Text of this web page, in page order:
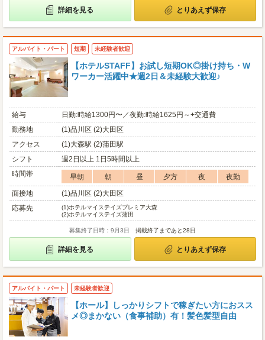
詳細を見る とりあえず保存
アルバイト・パート 短期 未経験者歓迎
【ホテルSTAFF】お試し短期OK◎掛け持ち・W
ワーカー活躍中★週2日＆未経験大歓迎♪
給与
日勤:時給1300円〜／夜勤:時給1625円～+交通費
勤務地
(1)品川区 (2)大田区
アクセス
(1)大森駅 (2)蒲田駅
シフト
週2日以上 1日5時間以上
時間帯
早朝 朝 昼 夕方 夜
夜勤
面接地
(1)品川区 (2)大田区
応募先
(1)ホテルマイステイズプレミア大森
(2)ホテルマイステイズ蒲田
募集終了日時：9月3日 掲載終了まであと28日
詳細を見る とりあえず保存
アルバイト・パート 未経験者歓迎
【ホール】しっかりシフトで稼ぎたい方におスス
メ◎まかない（食事補助）有！髪色髪型自由